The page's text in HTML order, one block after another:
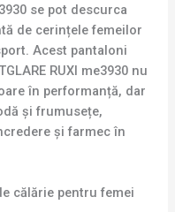
se pot descurca
de cerințele femeilor
Acest pantaloni
RUXI me3930 nu
în performanță, dar
și frumusețe,
și farmec în
călărie pentru femei